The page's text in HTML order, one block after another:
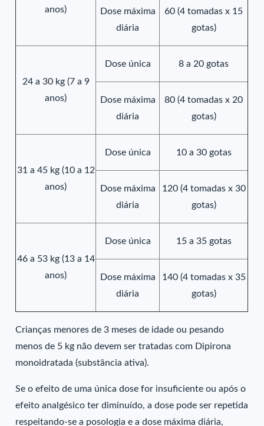
anos)
Dose máxima
diária
60 (4 tomadas x 15
gotas)
24 a 30 kg (7 a 9
anos)
Dose única 8 a 20 gotas
Dose máxima
diária
80 (4 tomadas x 20
gotas)
31 a 45 kg (10 a 12
anos)
Dose única 10 a 30 gotas
Dose máxima
diária
120 (4 tomadas x 30
gotas)
46 a 53 kg (13 a 14
anos)
Dose única 15 a 35 gotas
Dose máxima
diária
140 (4 tomadas x 35
gotas)
Crianças menores de 3 meses de idade ou pesando
menos de 5 kg não devem ser tratadas com Dipirona
monoidratada (substância ativa).
Se o efeito de uma única dose for insuficiente ou após o
efeito analgésico ter diminuído, a dose pode ser repetida
respeitando-se a posologia e a dose máxima diária,